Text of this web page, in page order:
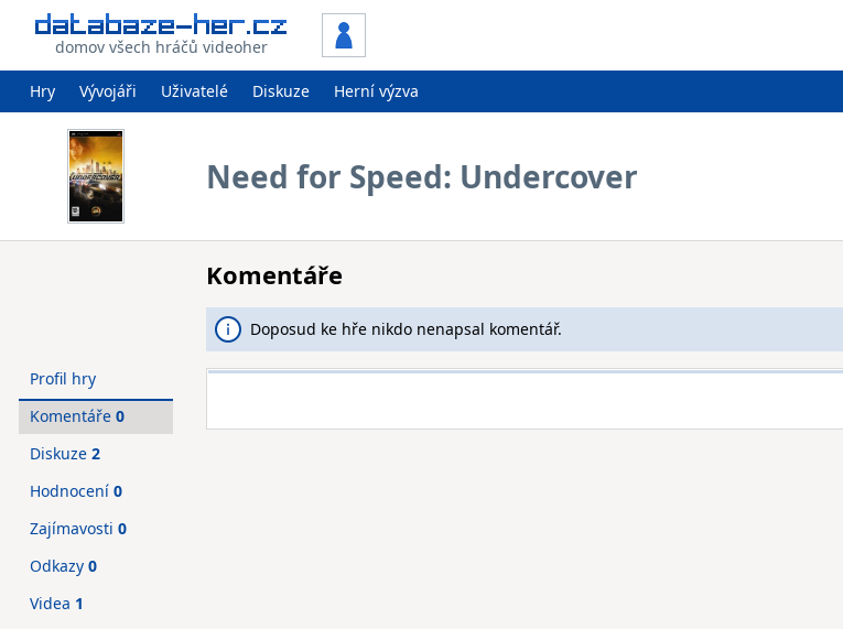
domov všech hráčů videoher
Hry Vývojáři Uživatelé Diskuze Herní výzva
Need for Speed: Undercover
Komentáře
Doposud ke hře nikdo nenapsal komentář.
Profil hry
Komentáře 0
Diskuze 2
Hodnocení 0
Zajímavosti 0
Odkazy 0
Videa 1